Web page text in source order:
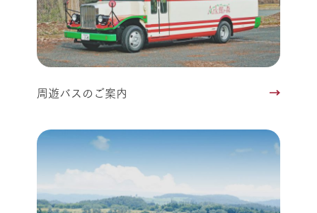
周遊バスのご案内